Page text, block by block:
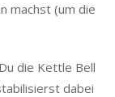
machst (um die
die Kettle Bell
dabei